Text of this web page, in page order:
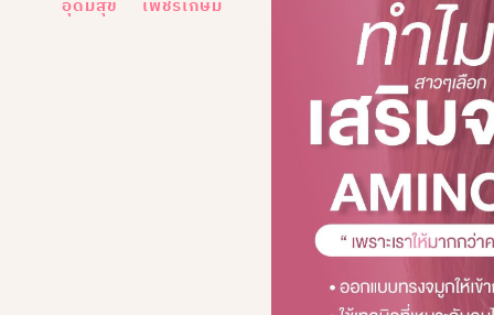
อุดมสุข เพชรเกษม